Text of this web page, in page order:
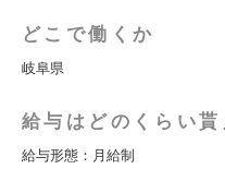
どこで働くか
岐阜県
給与はどのくらい貰
給与形態：月給制